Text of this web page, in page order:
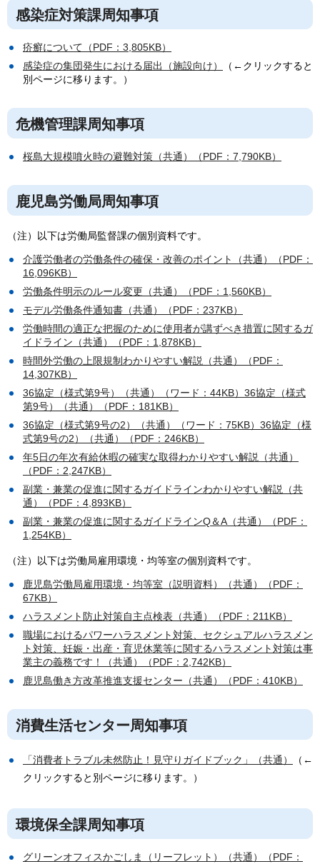
感染症対策課周知事項
疥癬について（PDF：3,805KB）
感染症の集団発生における届出（施設向け）
（←クリックすると
別ページに移ります。）
危機管理課周知事項
桜島大規模噴火時の避難対策（共通）（PDF：7,790KB）
鹿児島労働局周知事項
（注）以下は労働局監督課の個別資料です。
介護労働者の労働条件の確保・改善のポイント（共通）（PDF：
16,096KB）
労働条件明示のルール変更（共通）（PDF：1,560KB）
モデル労働条件通知書（共通）（PDF：237KB）
労働時間の適正な把握のために使用者が講ずべき措置に関するガ
イドライン（共通）（PDF：1,878KB）
時間外労働の上限規制わかりやすい解説（共通）（PDF：
14,307KB）
36協定（様式第9号）（共通）（ワード：44KB） 36協定（様式
第9号）（共通）（PDF：181KB）
36協定（様式第9号の2）（共通）（ワード：75KB） 36協定（様
式第9号の2）（共通）（PDF：246KB）
年5日の年次有給休暇の確実な取得わかりやすい解説（共通）
（PDF：2,247KB）
副業・兼業の促進に関するガイドラインわかりやすい解説（共
通）（PDF：4,893KB）
副業・兼業の促進に関するガイドラインQ＆A（共通）（PDF：
1,254KB）
（注）以下は労働局雇用環境・均等室の個別資料です。
鹿児島労働局雇用環境・均等室（説明資料）（共通）（PDF：
67KB）
ハラスメント防止対策自主点検表（共通）（PDF：211KB）
職場におけるパワーハラスメント対策、セクシュアルハラスメン
ト対策、妊娠・出産・育児休業等に関するハラスメント対策は事
業主の義務です！（共通）（PDF：2,742KB）
鹿児島働き方改革推進支援センター（共通）（PDF：410KB）
消費生活センター周知事項
「消費者トラブル未然防止！見守りガイドブック」（共通）
（←
クリックすると別ページに移ります。）
環境保全課周知事項
グリーンオフィスかごしま（リーフレット）（共通）（PDF：